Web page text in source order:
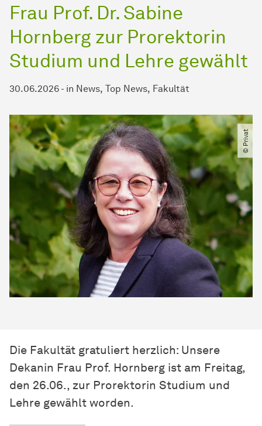
Frau Prof. Dr. Sabine
Hornberg zur Prorektorin
Studium und Lehre gewählt
30.06.2026 - in News Top News Fakultät
© Privat
Die Fakultät gratuliert herzlich: Unsere
Dekanin Frau Prof. Hornberg ist am Freitag,
den 26.06., zur Prorektorin Studium und
Lehre gewählt worden.